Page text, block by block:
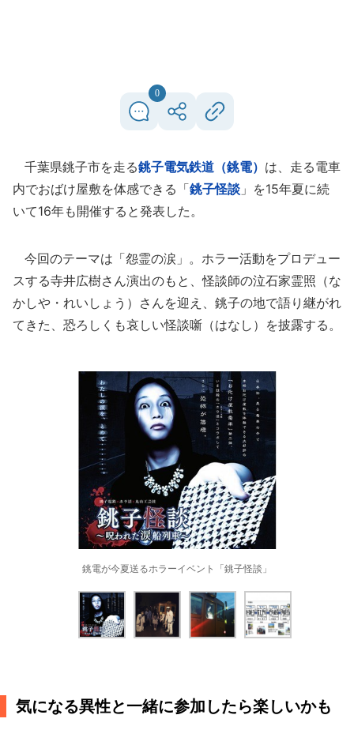
0
千葉県銚子市を走る銚子電気鉄道（銚電） は、走る電車
内でおばけ屋敷を体感できる「銚子怪談 」を15年夏に続
いて16年も開催すると発表した。
今回のテーマは「怨霊の涙」。ホラー活動をプロデュー
スする寺井広樹さん演出のもと、怪談師の泣石家霊照（な
かしや・れいしょう）さんを迎え、銚子の地で語り継がれ
てきた、恐ろしくも哀しい怪談噺（はなし）を披露する。
銚電が今夏送るホラーイベント「銚子怪談」
気になる異性と一緒に参加したら楽しいかも